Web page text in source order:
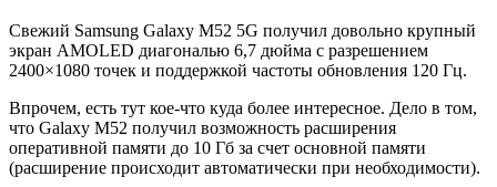
Свежий Samsung Galaxy M52 5G получил довольно крупный
экран AMOLED диагональю 6,7 дюйма с разрешением
2400×1080 точек и поддержкой частоты обновления 120 Гц.
Впрочем, есть тут кое-что куда более интересное. Дело в том,
что Galaxy M52 получил возможность расширения
оперативной памяти до 10 Гб за счет основной памяти
(расширение происходит автоматически при необходимости).